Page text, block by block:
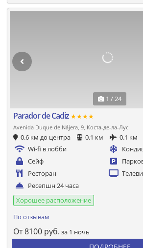
1 / 24
Parador de Cadiz ★★★★
Avenida Duque de Nájera, 9, Коста-де-ла-Лус
0.6 км до центра 0.1 км
0.1 км
Wi-fi в лобби
Сейф
Ресторан
Ресепшн 24 часа
Хорошее расположение
По отзывам
От8100 руб. за 1 ночь